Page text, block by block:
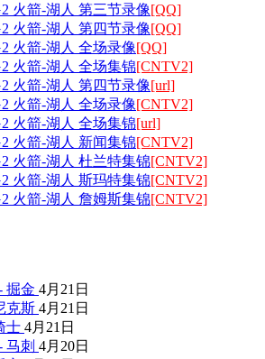
火箭-湖人 第三节录像[QQ]
火箭-湖人 第四节录像[QQ]
火箭-湖人 全场录像[QQ]
火箭-湖人 全场集锦[CNTV2]
火箭-湖人 第四节录像[url]
火箭-湖人 全场录像[CNTV2]
火箭-湖人 全场集锦[url]
火箭-湖人 新闻集锦[CNTV2]
火箭-湖人 杜兰特集锦[CNTV2]
火箭-湖人 斯玛特集锦[CNTV2]
火箭-湖人 詹姆斯集锦[CNTV2]
掘金 4月21日
克斯 4月21日
士 4月21日
马刺 4月20日